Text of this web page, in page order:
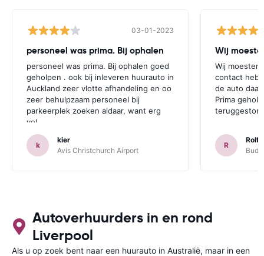
03-01-2023
personeel was prima. Bij ophalen
personeel was prima. Bij ophalen goed
geholpen . ook bij inleveren huurauto in
Auckland zeer vlotte afhandeling en oo
zeer behulpzaam personeel bij
parkeerplek zoeken aldaar, want erg
vol.
k
kier
Avis Christchurch Airport
Wij
Wij moesten
contact
de auto
Prima
R
Rolf
Autoverhuurders in en rond
Liverpool
Als u op zoek bent naar een huurauto in Australië, maar in een